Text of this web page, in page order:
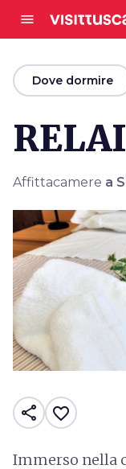
menu
arrow_backDove dormire
Affittacamere a
share favorite_border
Immerso nella